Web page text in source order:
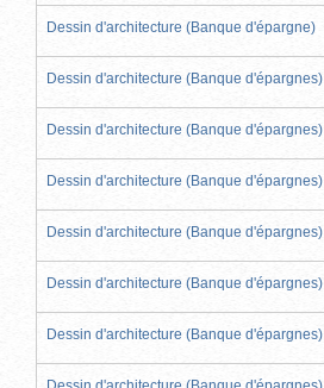
Dessin d'architecture (Banque d'épargne)
Dessin d'architecture (Banque d'épargnes)
Dessin d'architecture (Banque d'épargnes)
Dessin d'architecture (Banque d'épargnes)
Dessin d'architecture (Banque d'épargnes)
Dessin d'architecture (Banque d'épargnes)
Dessin d'architecture (Banque d'épargnes)